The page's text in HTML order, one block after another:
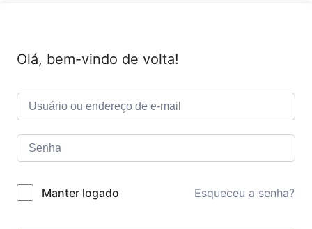
Olá, bem-vindo de volta!
Manter logado Esqueceu a senha?